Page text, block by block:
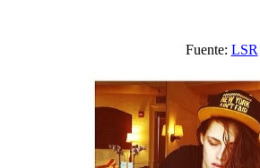
Fuente: LSR